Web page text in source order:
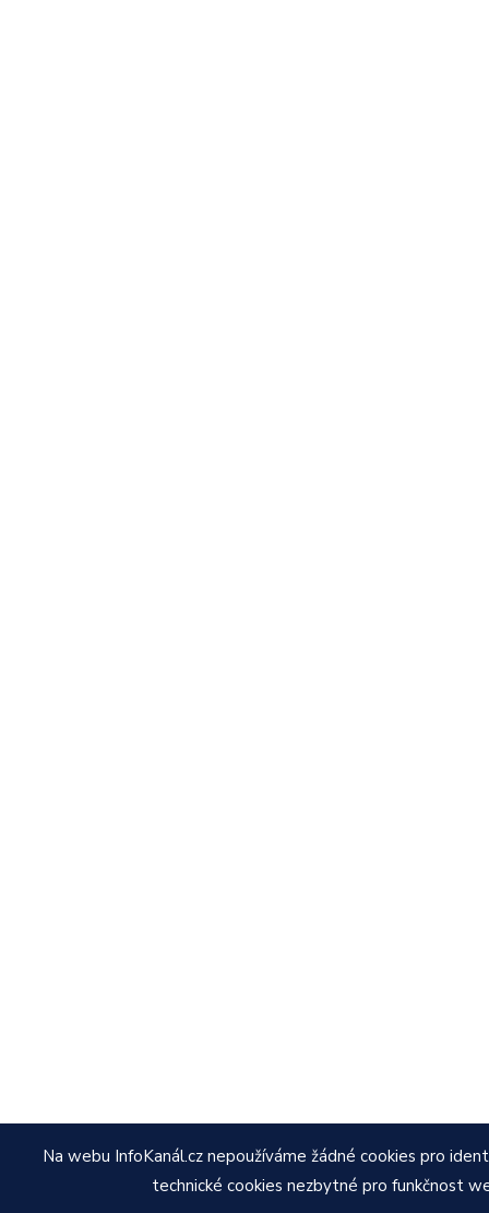
Na webu InfoKanál.cz nepoužíváme žádné cookies pro
technické cookies nezbytné pro funkčnost